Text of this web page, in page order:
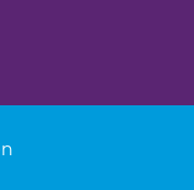
Tab)
neuen Tab)
einen neuen Tab)